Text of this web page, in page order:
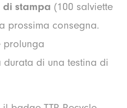
di stampa (100 salviette
prossima consegna.
prolunga
di una testina di